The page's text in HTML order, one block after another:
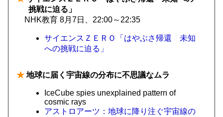
挑戦に迫る」
NHK教育 8月7日、22:00～22:35
サイエンスＺＥＲＯ「はやぶさ帰還 未知
への挑戦に迫る」
★ 地球に届く宇宙線の分布に不思議なムラ
IceCube spies unexplained pattern of
cosmic rays
アストロアーツ：地球に降り注ぐ宇宙線の